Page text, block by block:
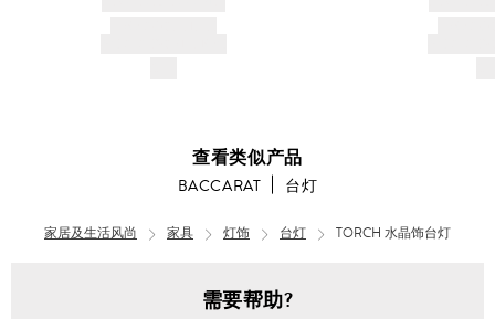
查看类似产品
BACCARAT 台灯
家居及生活风尚 家具 灯饰 台灯 TORCH 水晶饰台灯
需要帮助?